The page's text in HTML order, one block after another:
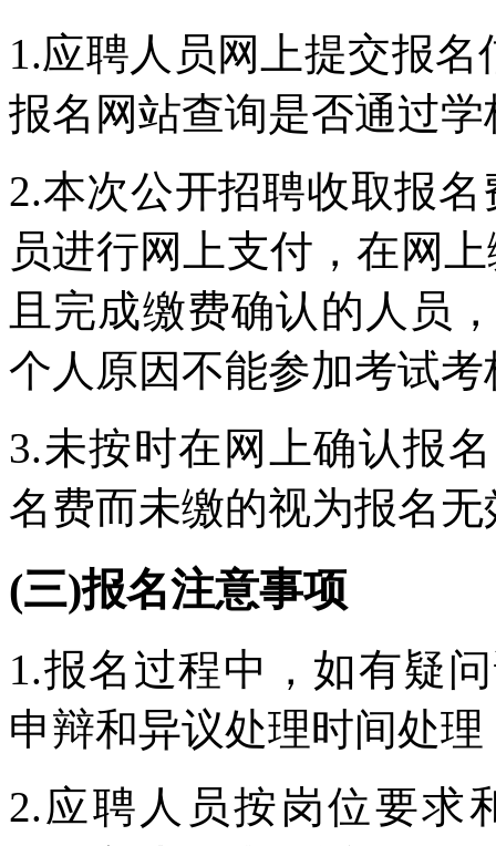
1.应聘人员网上提交报
报名网站查询是否通过
2.本次公开招聘收取报
员进行网上支付，在网
且完成缴费确认的人员
个人原因不能参加考试
3.未按时在网上确认报
名费而未缴的视为报名无
(三)报名注意事项
1.报名过程中，如有疑
申辩和异议处理时间处
2.应聘人员按岗位要求